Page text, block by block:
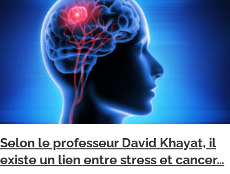
Selon le professeur David Khayat, il
existe un lien entre stress et cancer…